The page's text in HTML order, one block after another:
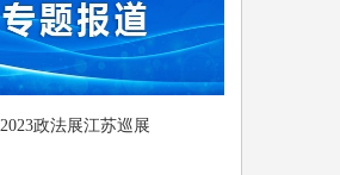
2023政法展江苏巡展